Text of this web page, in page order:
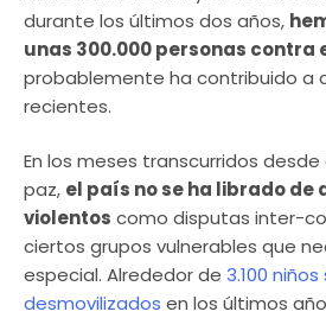
durante los últimos dos años,
unas 300.000 personas contra
probablemente ha contribuido a
recientes.
En los meses transcurridos
paz, el país no se ha librado de
violentos como disputas inter-
ciertos grupos vulnerables que
especial. Alrededor de 3.100
desmovilizados en los últimos